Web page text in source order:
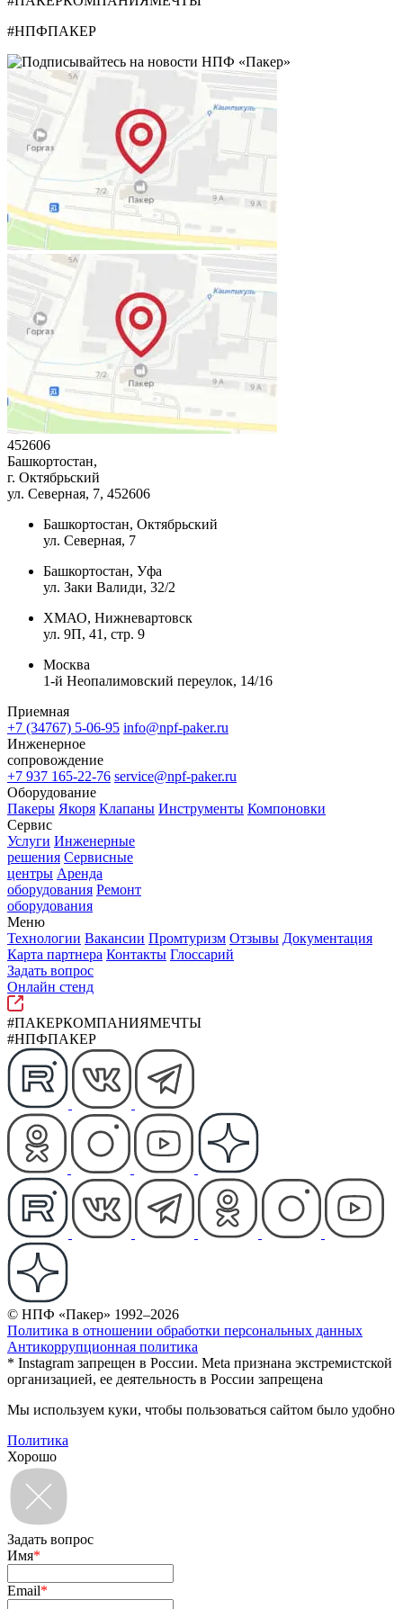
#НПФПАКЕР
452606
Башкортостан,
г. Октябрьский
ул. Северная, 7, 452606
Башкортостан, Октябрьский
ул. Северная, 7
Башкортостан, Уфа
ул. Заки Валиди, 32/2
ХМАО, Нижневартовск
ул. 9П, 41, стр. 9
Москва
1-й Неопалимовский переулок, 14/16
Приемная
+7 (34767) 5-06-95 info@npf-paker.ru
Инженерное
сопровождение
+7 937 165-22-76 service@npf-paker.ru
Оборудование
Пакеры Якоря Клапаны Инструменты Компоновки
Сервис
Услуги Инженерные
решения Сервисные
центры Аренда
оборудования Ремонт
оборудования
Меню
Технологии Вакансии Промтуризм Отзывы Документация
Карта партнера Контакты Глоссарий
Задать вопрос
Онлайн стенд
#ПАКЕРКОМПАНИЯМЕЧТЫ
#НПФПАКЕР
© НПФ «Пакер» 1992–2026
Политика в отношении обработки персональных данных
Антикоррупционная политика
* Instagram запрещен в России. Meta признана экстремистской
организацией, ее деятельность в России запрещена
Мы используем куки, чтобы пользоваться сайтом было удобно
Политика
Хорошо
Задать вопрос
Имя*
Email*